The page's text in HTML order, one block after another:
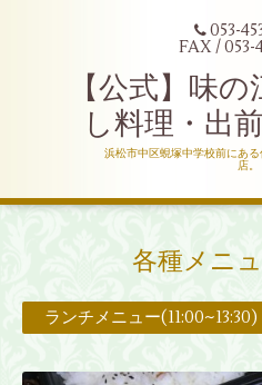
053-
FAX / 053-
【公式】味
し料理・出
浜松市中区蜆塚中学校前にあ
店。
各種メニ
ランチメニュー(11:00~13:30)